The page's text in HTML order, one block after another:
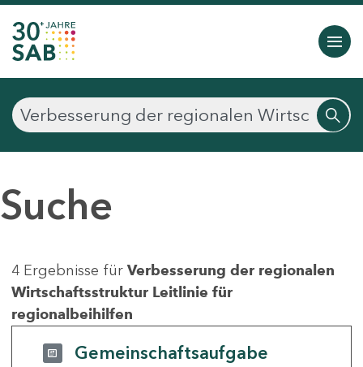
Suche
4 Ergebnisse für Verbesserung der regionalen
Wirtschaftsstruktur Leitlinie für
regionalbeihilfen
Gemeinschaftsaufgabe